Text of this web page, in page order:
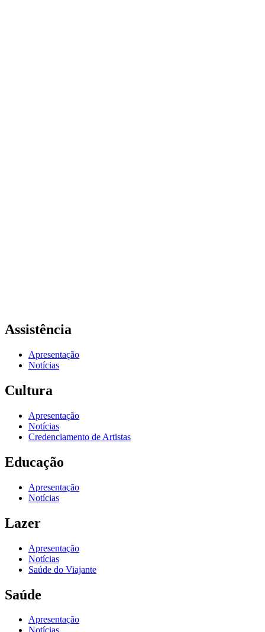
Assistência
Apresentação
Notícias
Cultura
Apresentação
Notícias
Credenciamento de Artistas
Educação
Apresentação
Notícias
Lazer
Apresentação
Notícias
Saúde do Viajante
Saúde
Apresentação